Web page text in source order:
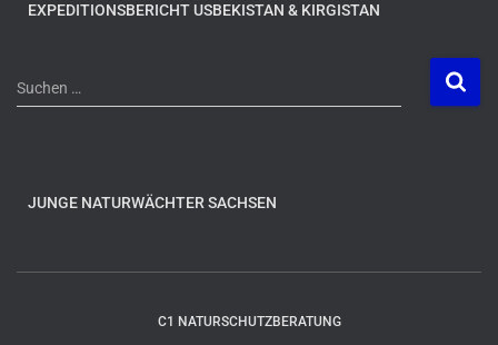
EXPEDITIONSBERICHT USBEKISTAN & KIRGISTAN
S
u
c
Suchen …
JUNGE NATURWÄCHTER SACHSEN
C1 NATURSCHUTZBERATUNG